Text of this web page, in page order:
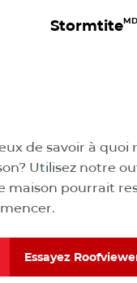
StormtiteMD
de savoir à quoi
Utilisez notre
maison pourrait
Essayez